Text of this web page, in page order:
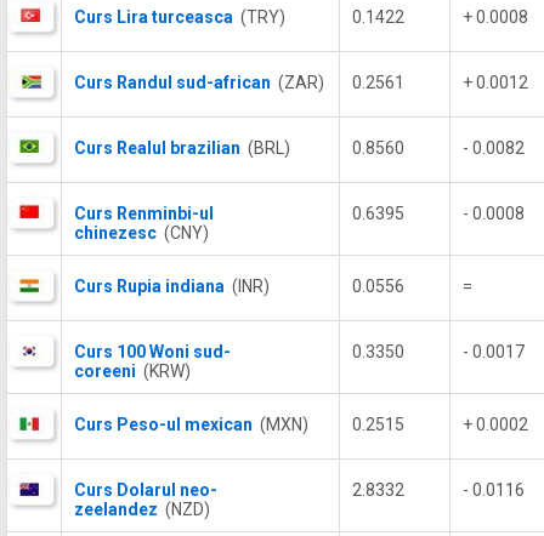
Curs Lira turceasca (TRY) 0.1422 + 0.0008
Curs Randul sud-african (ZAR) 0.2561 + 0.0012
Curs Realul brazilian (BRL) 0.8560 - 0.0082
Curs Renminbi-ul
chinezesc (CNY)
0.6395 - 0.0008
Curs Rupia indiana (INR) 0.0556 =
Curs 100 Woni sud-
coreeni (KRW)
0.3350 - 0.0017
Curs Peso-ul mexican (MXN) 0.2515 + 0.0002
Curs Dolarul neo-
zeelandez (NZD)
2.8332 - 0.0116